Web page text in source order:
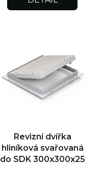
Revizní dvířka
hliníková svařovaná
do SDK 300x300x25